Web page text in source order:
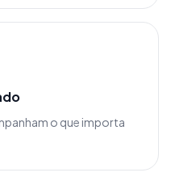
o que importa